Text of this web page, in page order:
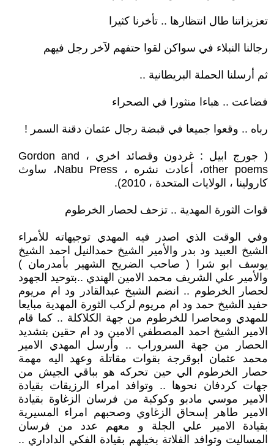
تعزيزاتنا طال انتظارها .. تأخرنا كثيرا
رجالنا النبلاء في سواكن لقوا حتفهم لآخر رجل فيهم
ثم أرسلنا الحملة البريطانية ..
فضاعت .. هباءا منثورا في الصحراء
رباه .. وقعوا جميعا في قبضة رجال عثمان دقنة السمر !
( جورج ابيل : غردون وقصائد اخري ، Gordon and
other poems، أعادت نشره ، Nabu Press، ساوث
كارولينا ، الولايات المتحدة ، 2010).
قوات الثورة المهدية .. تزحف لحصار الخرطوم
وفي الوقت الذي اصدر فيه المهدي توجيهاته للأمراء
الشيخ العبيد ود بدر والأمير الشيخ حمدالنيل احمد الشيخ
يوسف ابو شرا ( صاحب الضريح الشهير بأمدرمان )
والأمير علي الشريف محمد الامين الهندي ..بتوحيد الجهود
لحصار الخرطوم .. انضم الشيخ عبدالقادر ود ام مريوم
حفيد الشيخ حمد ود ام مريوم لركب الثورة المهدية مبايعا
للمهدي ومحاصرا للخرطوم من جهة الكلاكلة .. كما قام
الامير الشيخ احمد المصطفي الامين ود ام حقين بتشديد
الحصار من جهة السروراب .. وأرسل المهدي الامير
محمد عثمان ابوقرجة بقوات مقاتلة وعهد اليه مهمة
حصار الخرطوم الي حين تحركه هو بباقي الجيش من
جهات كردفان نحوها .. وتوافد امراء الرزيقات بقيادة
الامير موسي مادبو وكوكبة من فرسان الزغاوة بقيادة
الامير طاهر إسحاق الزغاوي وصحبهم امراء المسيرية
بقيادة الامير علي الجلة و معهم عدد من فرسان
المساليت وتوافد الفلاتة بخيلهم بقيادة الفكي الداداري ..